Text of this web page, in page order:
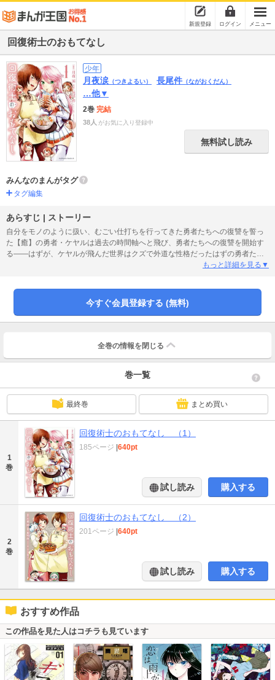
新規登録 ログイン メニュー
回復術士のおもてなし
少年
月夜涙 （つきよるい） 長尾件 （ながおくだん）
…他▼
2巻 完結
38人 がお気に入り登録中
無料試し読み
みんなのまんがタグ
タグ編集
あらすじ | ストーリー
自分をモノのように扱い、むごい仕打ちを行ってきた勇者たちへの復讐を誓っ
た【癒】の勇者・ケヤルは過去の時間軸へと飛び、勇者たちへの復讐を開始す
る――はずが、ケヤルが飛んだ世界はクズで外道な性格だったはずの勇者たち
が皆とてもイイ人になっている、元の世界とは違う並行世界…パラレルワール
染のアンナとカフェを営むことに。【癒】の勇者の能力で食材を【改良】した
料理は瞬く間に大人気に。今日も平和ボケした世界で、ケヤルの料理を求めて
もっと詳細を見る▼
今すぐ会員登録する (無料)
全巻の情報を 閉じる
巻一覧
最終巻 まとめ買い
1
巻
回復術士のおもてなし （1）
185ページ |640pt
試し読み 購入する
2
巻
回復術士のおもてなし （2）
201ページ |640pt
試し読み 購入する
おすすめ作品
この作品を見た人はコチラも見ています